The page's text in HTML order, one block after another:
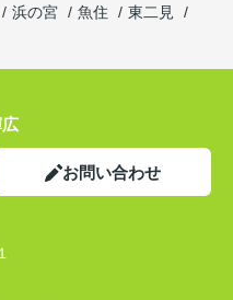
浜の宮 魚住
東二見
お問い合わせ